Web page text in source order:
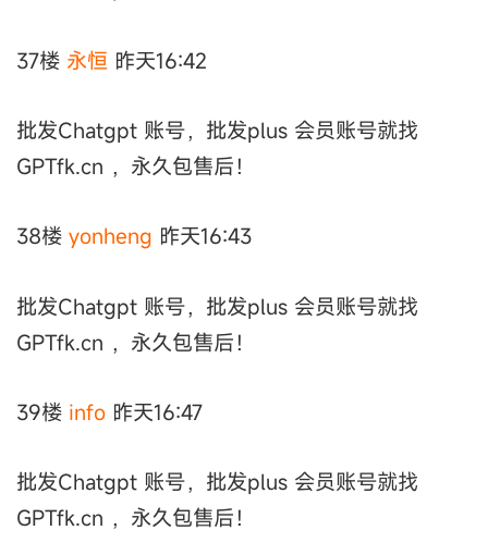
37楼 永恒 昨天16:42
批发Chatgpt 账号，批发plus 会员账号就找
GPTfk.cn ，永久包售后！
38楼 yonheng 昨天16:43
批发Chatgpt 账号，批发plus 会员账号就找
GPTfk.cn ，永久包售后！
39楼 info 昨天16:47
批发Chatgpt 账号，批发plus 会员账号就找
GPTfk.cn ，永久包售后！